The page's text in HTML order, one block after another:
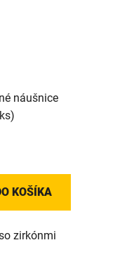
náušnice
KOŠÍKA
zirkónmi